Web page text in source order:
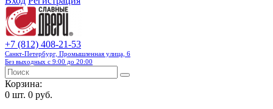
+7 (812) 408-21-53
Санкт-Петербург, Промышленная улица, 6
Без выходных с 9:00 до 20:00
Корзина:
0 шт. 0 руб.